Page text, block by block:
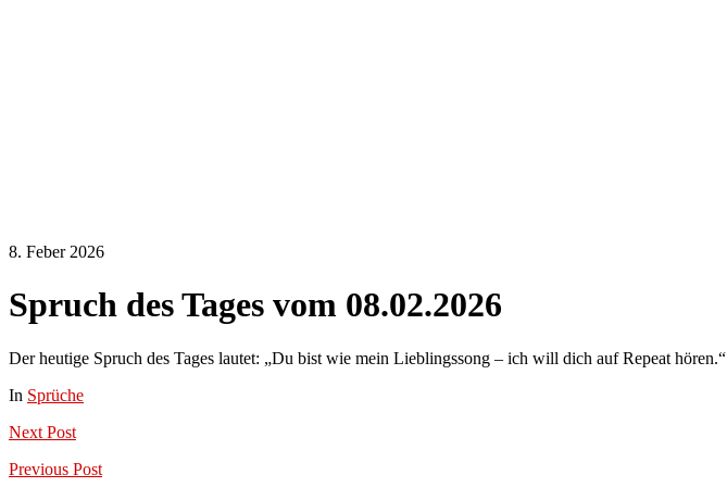
8. Feber 2026
Spruch des Tages vom 08.02.2026
Der heutige Spruch des Tages lautet: „Du bist wie mein Lieblingssong – ich will dich auf Repeat hören.“
In Sprüche
Next Post
Previous Post